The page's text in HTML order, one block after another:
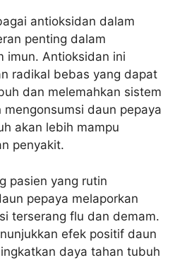
antioksidan dalam
penting dalam
imun. Antioksidan ini
radikal bebas yang dapat
dan melemahkan sistem
mengonsumsi daun pepaya
akan lebih mampu
penyakit.
pasien yang rutin
pepaya melaporkan
terserang flu dan demam.
efek positif daun
daya tahan tubuh